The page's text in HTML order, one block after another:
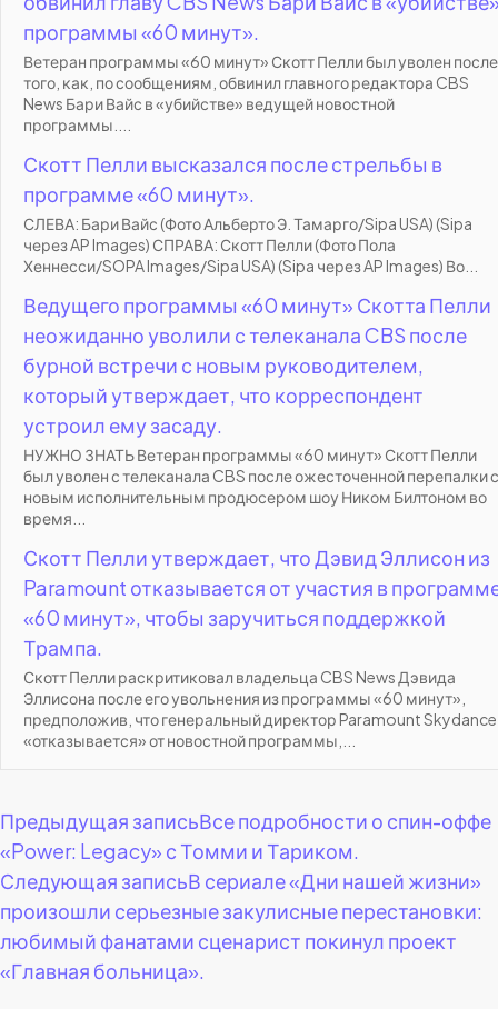
программы «60 минут».
Ветеран программы «60 минут» Скотт Пелли был уволен после
того, как, по сообщениям, обвинил главного редактора CBS
News Бари Вайс в «убийстве» ведущей новостной
программы....
Скотт Пелли высказался после стрельбы в
программе «60 минут».
СЛЕВА: Бари Вайс (Фото Альберто Э. Тамарго/Sipa USA) (Sipa
через AP Images) СПРАВА: Скотт Пелли (Фото Пола
Хеннесси/SOPA Images/Sipa USA) (Sipa через AP Images) Во...
Ведущего программы «60 минут» Скотта Пелли
неожиданно уволили с телеканала CBS после
бурной встречи с новым руководителем,
который утверждает, что корреспондент
устроил ему засаду.
НУЖНО ЗНАТЬ Ветеран программы «60 минут» Скотт Пелли
был уволен с телеканала CBS после ожесточенной перепалки с
новым исполнительным продюсером шоу Ником Билтоном во
время...
Скотт Пелли утверждает, что Дэвид Эллисон из
Paramount отказывается от участия в
«60 минут», чтобы заручиться поддержкой
Трампа.
Скотт Пелли раскритиковал владельца CBS News Дэвида
Эллисона после его увольнения из программы «60 минут»,
предположив, что генеральный директор Paramount Skydance
«отказывается» от новостной программы,...
Навигация
по
записям
Предыдущая записьВсе подробности о спин-оффе
«Power: Legacy» с Томми и Тариком.
Следующая записьВ сериале «Дни нашей жизни»
произошли серьезные закулисные перестановки:
любимый фанатами сценарист покинул проект
«Главная больница».